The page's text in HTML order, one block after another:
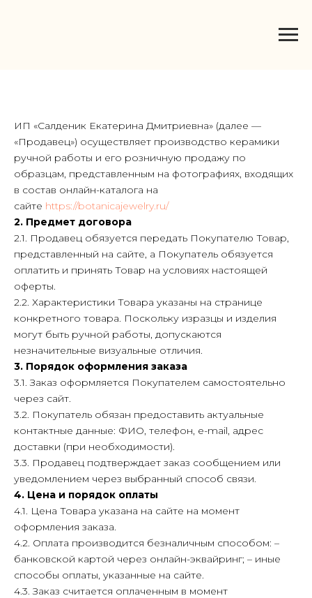
ИП «Салденик Екатерина Дмитриевна» (далее —
«Продавец») осуществляет производство керамики
ручной работы и его розничную продажу по
образцам, представленным на фотографиях, входящих
в состав онлайн-каталога на
сайте https://botanicajewelry.ru/
2. Предмет договора
2.1. Продавец обязуется передать Покупателю Товар,
представленный на сайте, а Покупатель обязуется
оплатить и принять Товар на условиях настоящей
оферты.
2.2. Характеристики Товара указаны на странице
конкретного товара. Поскольку изразцы и изделия
могут быть ручной работы, допускаются
незначительные визуальные отличия.
3. Порядок оформления заказа
3.1. Заказ оформляется Покупателем самостоятельно
через сайт.
3.2. Покупатель обязан предоставить актуальные
контактные данные: ФИО, телефон, e-mail, адрес
доставки (при необходимости).
3.3. Продавец подтверждает заказ сообщением или
уведомлением через выбранный способ связи.
4. Цена и порядок оплаты
4.1. Цена Товара указана на сайте на момент
оформления заказа.
4.2. Оплата производится безналичным способом: –
банковской картой через онлайн-эквайринг; – иные
способы оплаты, указанные на сайте.
4.3. Заказ считается оплаченным в момент